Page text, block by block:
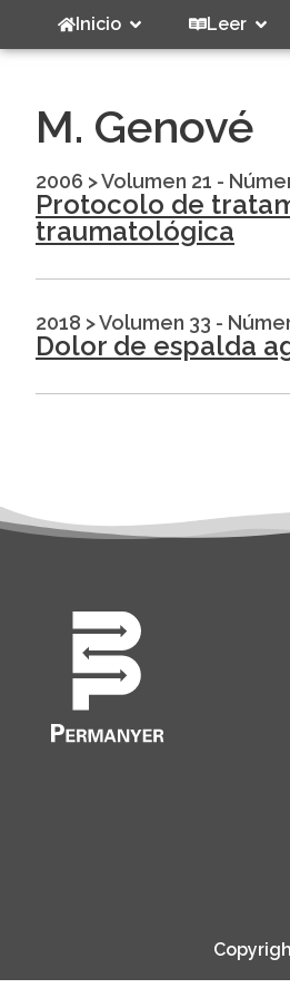
Inicio Leer
M. Genové
2006 >Volumen 21 -
Protocolo de
traumatológica
2018 >Volumen 33 -
Dolor de espalda